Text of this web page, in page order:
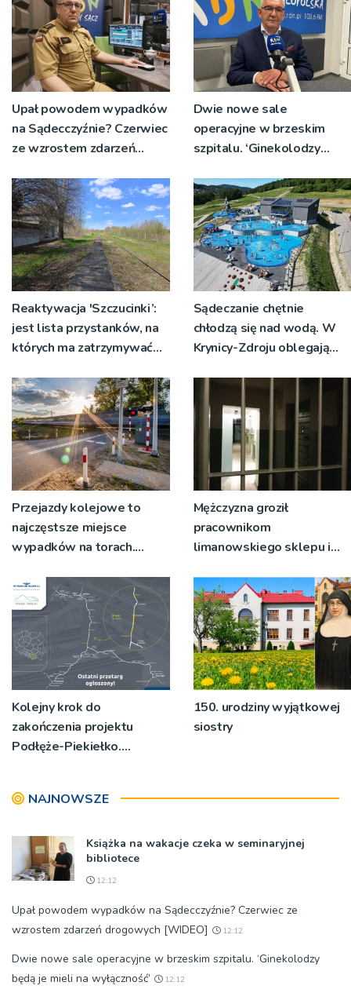
Upał powodem wypadków
na Sądecczyźnie? Czerwiec
ze wzrostem zdarzeń
Dwie nowe sale
operacyjne w brzeskim
szpitalu. ‘Ginekolodzy
wyłączność’
Reaktywacja 'Szczucinki’:
jest lista przystanków, na
których ma zatrzymywać
Sądeczanie chętnie
chłodzą się nad wodą. W
Krynicy-Zdroju oblegają
Przejazdy kolejowe to
najczęstsze miejsce
wypadków na torach.
wakacyjnych wyjazdów
Mężczyzna groził
pracownikom
limanowskiego sklepu i
przyjechali z interwencją
Kolejny krok do
zakończenia projektu
Podłęże-Piekiełko.
150. urodziny wyjątkowej
siostry
NAJNOWSZE
Książka na wakacje czeka w seminaryjnej
bibliotece
12:12
Upał powodem wypadków na Sądecczyźnie? Czerwiec ze
wzrostem zdarzeń drogowych [WIDEO]
12:12
Dwie nowe sale operacyjne w brzeskim szpitalu. ‘Ginekolodzy
będą je mieli na wyłączność’
12:12